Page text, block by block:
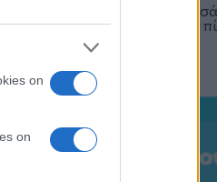
on
on
κυρίως καφέ, σουβλάκι,
προς τα burgers, την